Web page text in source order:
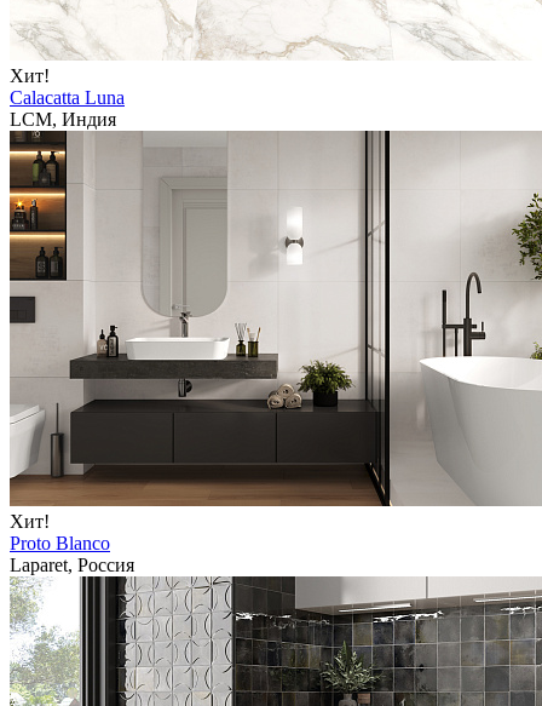
Хит!
Calacatta Luna
LCM, Индия
Хит!
Proto Blanco
Laparet, Россия